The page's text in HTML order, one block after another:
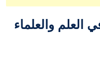
والعلماء